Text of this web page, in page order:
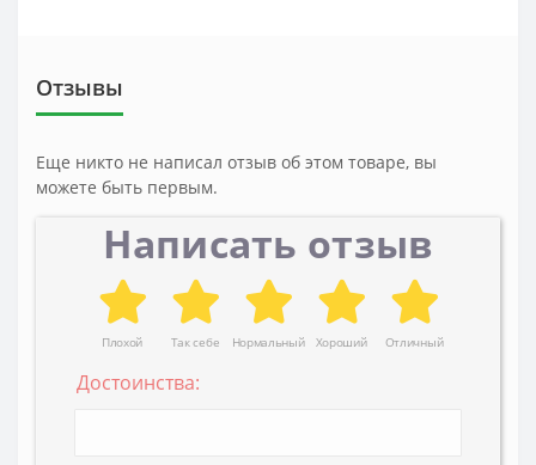
Отзывы
Еще никто не написал отзыв об этом товаре, вы
можете быть первым.
Написать отзыв
Плохой Так себе Нормальный Хороший Отличный
Достоинства: